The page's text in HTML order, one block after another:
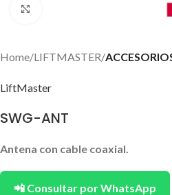
Home LIFTMASTER
LiftMaster
SWG-ANT
Antena con cable coaxial.
📲 Consultar por WhatsApp